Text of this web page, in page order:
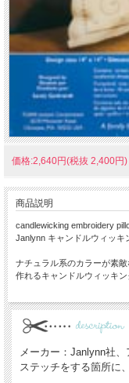
価格:2,640円(税抜 2,400円)
商品説明
candlewicking embroidery
Janlynn キャンドルウィッキ
ナチュラル系のカラーが素
作れるキャンドルウィッキン
メーカー：Janlynn社、
ステッチをする箇所に